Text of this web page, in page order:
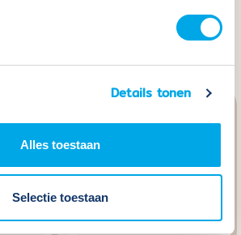
Details tonen
Alles toestaan
Selectie toestaan
Plates - 2 pieces